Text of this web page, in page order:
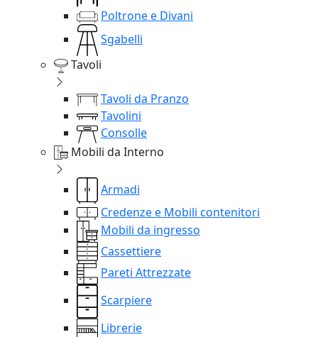
Poltrone e Divani
Sgabelli
Tavoli
Tavoli da Pranzo
Tavolini
Consolle
Mobili da Interno
Armadi
Credenze e Mobili contenitori
Mobili da ingresso
Cassettiere
Pareti Attrezzate
Scarpiere
Librerie